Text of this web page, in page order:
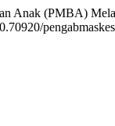
Anak (PMBA)